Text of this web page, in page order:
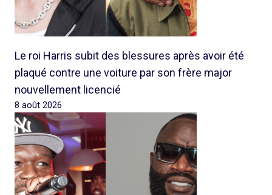
Le roi Harris subit des blessures après avoir été
plaqué contre une voiture par son frère major
nouvellement licencié
8 août 2026